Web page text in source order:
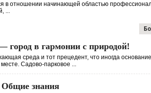
в отношении начинающей областью
...
город в гармонии с природой!
среда и тот прецедент, что иногда основание
Садово-парковое ...
знания